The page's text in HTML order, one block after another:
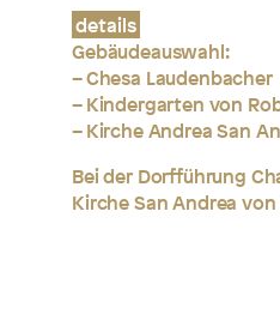
details
Gebäudeauswahl:
– Chesa Laudenbacher
– Kindergarten von
– Kirche Andrea San
Bei der Dorfführung
Kirche San Andrea